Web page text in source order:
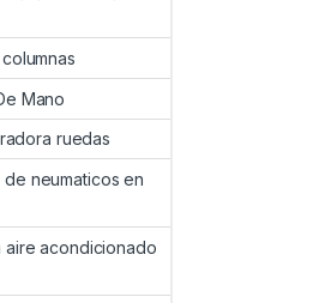
Mano
ruedas
neumaticos en
aire acondicionado